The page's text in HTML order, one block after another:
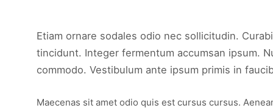
Etiam ornare sodales odio nec sollicitudin.
tincidunt. Integer fermentum accumsan ipsum.
commodo. Vestibulum ante ipsum primis in
Maecenas sit amet odio quis est cursus cursus.